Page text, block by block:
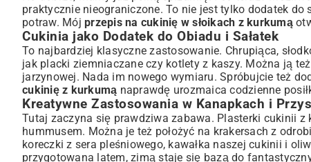
praktycznie nieograniczone. To nie jest tylko dodatek
potraw. Mój przepis na cukinię w słoikach z kurkumą
Cukinia jako Dodatek do Obiadu i Sałatek
To najbardziej klasyczne zastosowanie. Chrupiąca,
jak placki ziemniaczane czy kotlety z kaszy. Można ją
jarzynowej. Nada im nowego wymiaru. Spróbujcie też
cukinię z kurkumą naprawdę urozmaica codzienne
Kreatywne Zastosowania w Kanapkach i
Tutaj zaczyna się prawdziwa zabawa. Plasterki cukinii
hummusem. Można je też położyć na krakersach z
koreczki z sera pleśniowego, kawałka naszej cukinii i
przygotowana latem, zimą staje się bazą do